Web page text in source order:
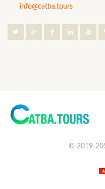
info@catba.tours
© 2019-